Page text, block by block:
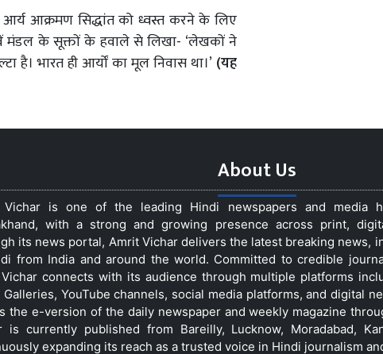
आक्रमण सिद्धांत को ध्वस्त करने के लिए
मंडल के सूक्तों के हवाले से लिखा- ‘लेखकों ने
है। भारत ही आर्यों का मूल निवास था।’ (यह
About Us
Vichar is one of the leading Hindi newspapers and media
with a strong and growing presence across print,
its news portal, Amrit Vichar delivers the latest breaking news,
from India and around the world. Committed to credible
connects with its audience through multiple platforms
Galleries, YouTube channels, social media platforms, and digital
the e-version of the daily newspaper and weekly magazine
is currently published from Bareilly, Lucknow, Moradabad,
expanding its reach as a trusted voice in Hindi journalism